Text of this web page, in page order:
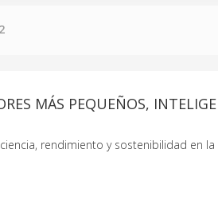
2
MÁS PEQUEÑOS,
rendimiento y sostenibilidad en